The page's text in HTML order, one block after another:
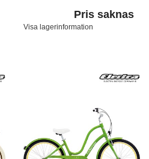
Pris saknas
Visa lagerinformation